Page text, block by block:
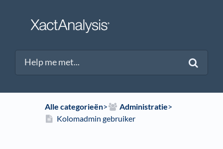
Alle categorieën​>​ ​Administratie​>​
Kolomadmin gebruiker